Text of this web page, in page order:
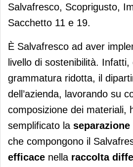
Salvafresco, Scoprigusto,
Sacchetto 11 e 19.
È Salvafresco ad aver
livello di sostenibilità.
grammatura ridotta, il
dell’azienda, lavorando su
composizione dei materiali,
semplificato la
che compongono il
efficace nella raccolta